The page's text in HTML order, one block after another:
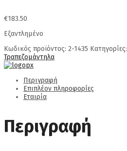
€183.50
Εξαντλημένο
Κωδικός προϊόντος: 2-1435 Κατηγορίες:
Τραπεζομάντηλα
Περιγραφή
Επιπλέον πληροφορίες
Εταιρία
Περιγραφή